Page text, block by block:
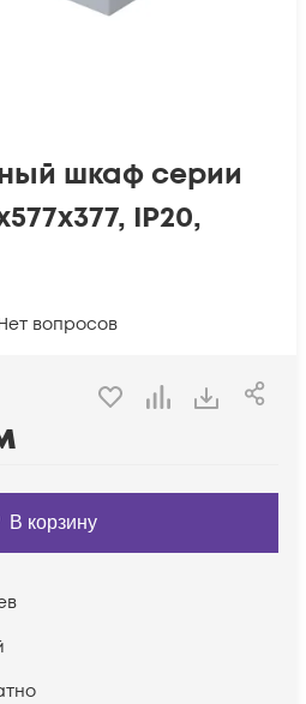
шкаф серии
IP20,
вопросов
В корзину